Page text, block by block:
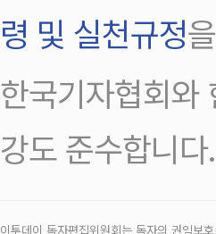
령 및 실천규정
한국기자협회와
강도 준수합니다.
이투데이 독자편집위원회는 독자의 권익보